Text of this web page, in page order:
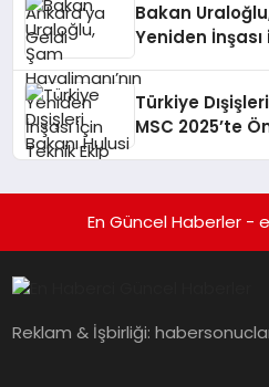
Bakan
Yeniden
Türkiye
MSC 2025’te
En Güncel Haberler -
Reklam & İşbirliği: